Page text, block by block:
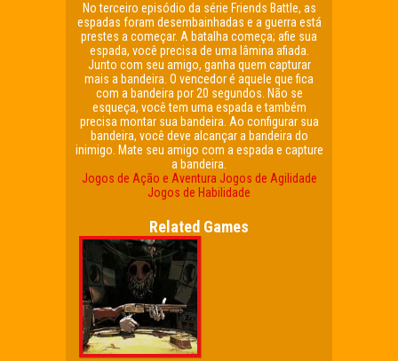
No terceiro episódio da série Friends Battle, as
espadas foram desembainhadas e a guerra está
prestes a começar. A batalha começa; afie sua
espada, você precisa de uma lâmina afiada.
Junto com seu amigo, ganha quem capturar
mais a bandeira. O vencedor é aquele que fica
com a bandeira por 20 segundos. Não se
esqueça, você tem uma espada e também
precisa montar sua bandeira. Ao configurar sua
bandeira, você deve alcançar a bandeira do
inimigo. Mate seu amigo com a espada e capture
a bandeira.
Jogos de Ação e Aventura Jogos de Agilidade
Jogos de Habilidade
Related Games